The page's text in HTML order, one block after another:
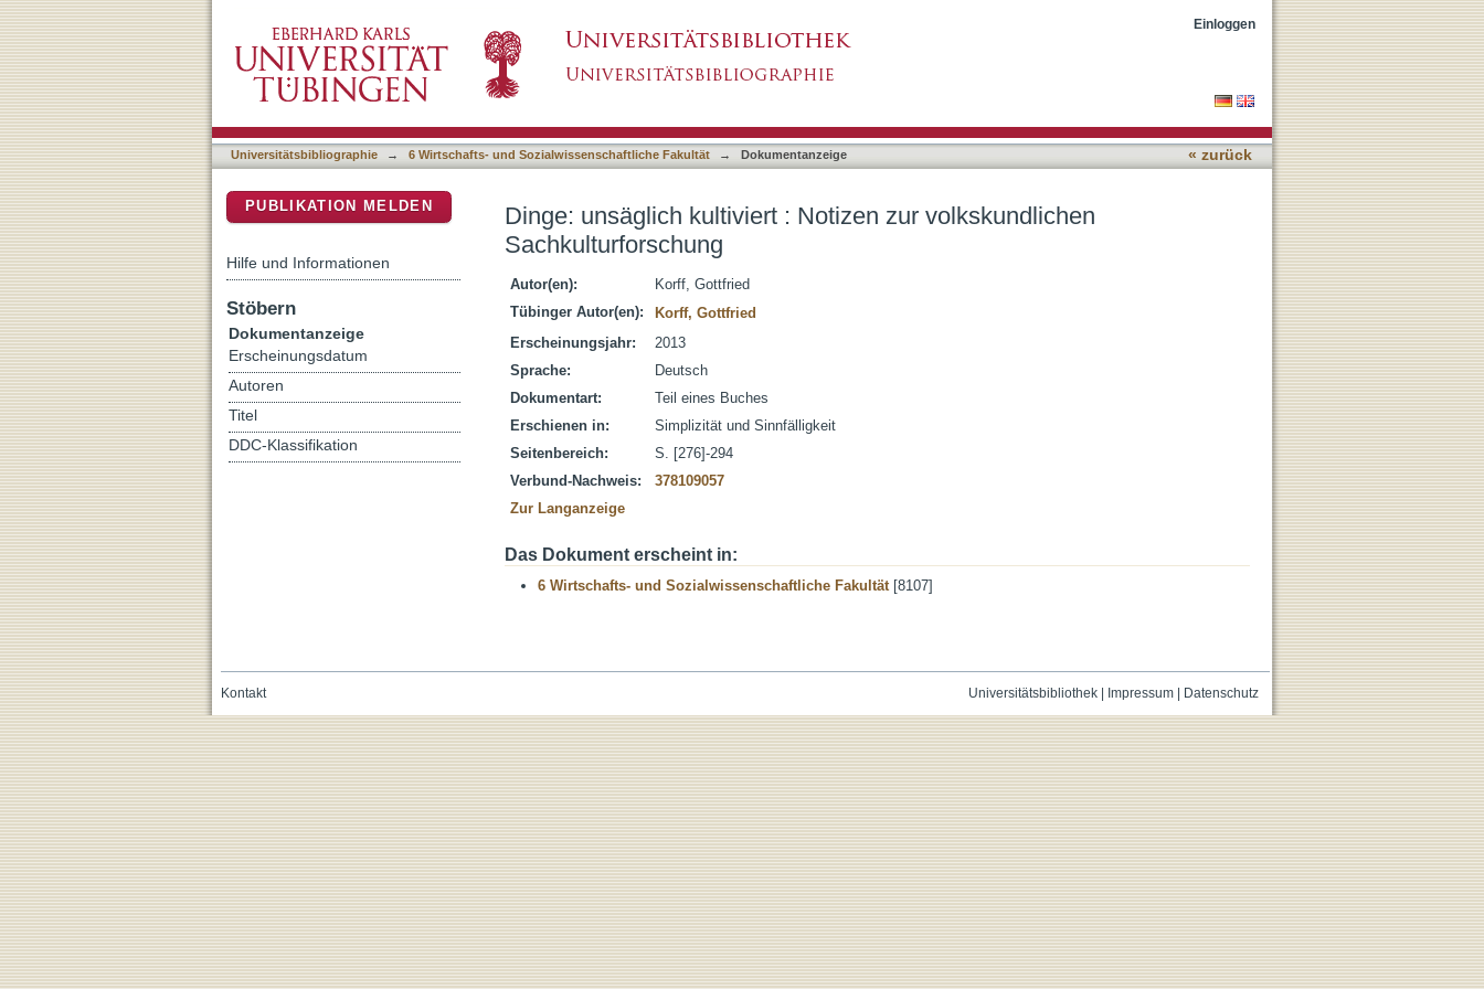
Einloggen
Universitätsbibliographie → 6 Wirtschafts- und Sozialwissenschaftliche Fakultät → Dokumentanzeige « zurück
Dinge: unsäglich kultiviert : Notizen zur volkskundlichen
Sachkulturforschung
Autor(en):
Korff, Gottfried
Tübinger Autor(en):
Korff, Gottfried
Erscheinungsjahr:
2013
Sprache:
Deutsch
Dokumentart:
Teil eines Buches
Erschienen in:
Simplizität und Sinnfälligkeit
Seitenbereich:
S. [276]-294
Verbund-Nachweis:
378109057
Zur Langanzeige
Das Dokument erscheint in:
6 Wirtschafts- und Sozialwissenschaftliche Fakultät[8107]
PUBLIKATION MELDEN
Hilfe und Informationen
Stöbern
Dokumentanzeige
Erscheinungsdatum
Autoren
Titel
DDC-Klassifikation
Universitätsbibliothek| Impressum| Datenschutz
Kontakt